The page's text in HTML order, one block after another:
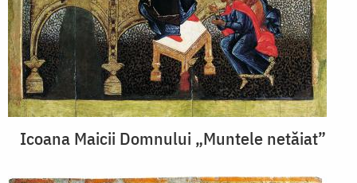
Icoana Maicii Domnului „Muntele netăiat”